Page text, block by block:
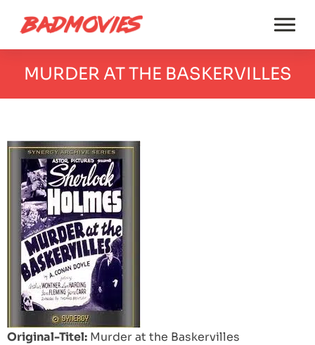
MURDER AT THE BASKERVILLES
Original-Titel: Murder at the Baskervilles